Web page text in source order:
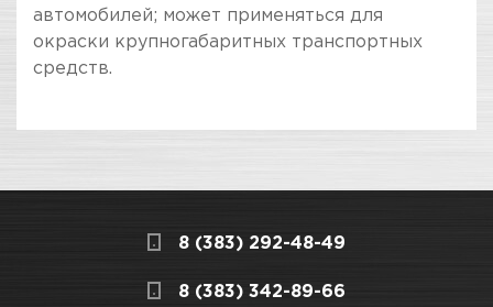
автомобилей; может применяться для
окраски крупногабаритных транспортных
средств.
Вид инструмента /
Акриловые эмали
СКЛАДСКОЙ КОМПЛЕКС
получение товара максимально комфортными,
поэтому подготовили для Вас самую
8 (383) 292-48-49
8 (383) 342-89-66